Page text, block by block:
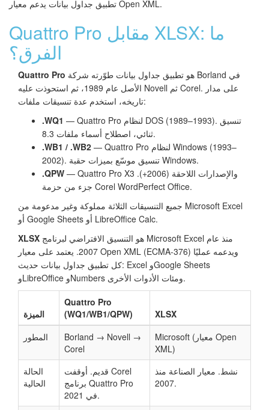
تطبيق جداول بيانات يدعم معيار Open XML.
Quattro Pro مقابل XLSX: ما
الفرق؟
Quattro Pro
الأصل عام 1989، ثم استحوذت عليه Novell ثم Corel. على مدار
تاريخه، استخدم عدة تنسيقات ملفات:
.WQ1 — Quattro Pro لنظام DOS (1989–1993). تنسيق
ثنائي، اصطلاح أسماء ملفات 8.3.
.WB1 / .WB2 — Quattro Pro لنظام Windows (1993–
2002). تنسيق موسّع بميزات حقبة Windows.
.QPW — Quattro Pro X3 والإصدارات اللاحقة (2006+).
جزء من حزمة Corel WordPerfect Office.
جميع التنسيقات الثلاثة مملوكة وغير مدعومة من Microsoft Excel
أو Google Sheets أو LibreOffice Calc.
XLSX
2007. يعتمد على معيار Open XML (ECMA-376) ويدعمه عمليًا
كل تطبيق جداول بيانات حديث: Excel وGoogle Sheets
وLibreOffice وNumbers ومئات الأدوات الأخرى.
الميزة
Quattro Pro
(WQ1/WB1/QPW)
XLSX
المطور
Borland → Novell →
Corel
Microsoft (معيار Open
XML)
الحالة
الحالية
قديم. أوقفت Corel
برنامج Quattro Pro
في 2021.
نشط. معيار الصناعة منذ
2007.